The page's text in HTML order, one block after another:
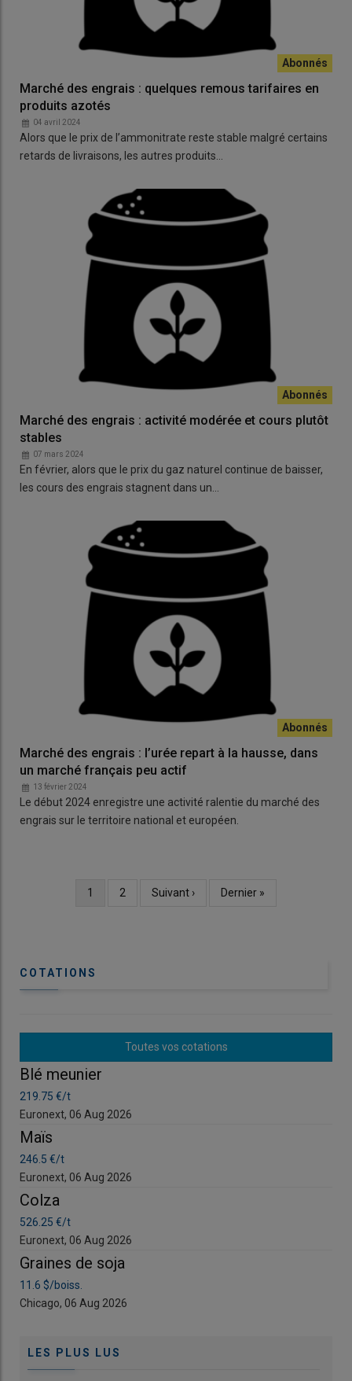
Marché des engrais : quelques remous tarifaires en
produits azotés
04 avril 2024
Alors que le prix de l’ammonitrate reste stable malgré certains
retards de livraisons, les autres produits…
Marché des engrais : activité modérée et cours plutôt
stables
07 mars 2024
En février, alors que le prix du gaz naturel continue de baisser,
les cours des engrais stagnent dans un…
Marché des engrais : l’urée repart à la hausse, dans
un marché français peu actif
13 février 2024
Le début 2024 enregistre une activité ralentie du marché des
engrais sur le territoire national et européen.
Page
1 Page
2
Page
Suivant ›
Dernière
Dernier »
COTATIONS
Toutes vos cotations
Blé meunier
219.75 €/t
Euronext, 06 Aug 2026
Maïs
246.5 €/t
Euronext, 06 Aug 2026
Colza
526.25 €/t
Euronext, 06 Aug 2026
Graines de soja
11.6 $/boiss.
Chicago, 06 Aug 2026
LES PLUS LUS